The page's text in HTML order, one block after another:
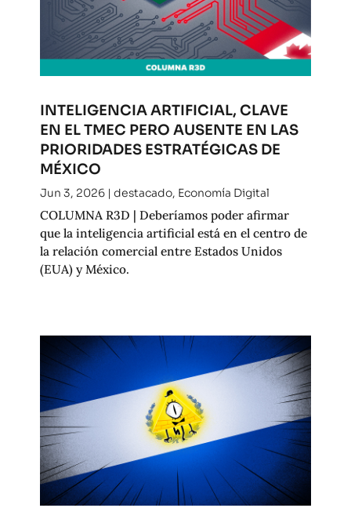
INTELIGENCIA ARTIFICIAL, CLAVE
EN EL TMEC PERO AUSENTE EN LAS
PRIORIDADES ESTRATÉGICAS DE
MÉXICO
Jun 3, 2026| destacado, Economía Digital
COLUMNA R3D | Deberíamos poder afirmar
que la inteligencia artificial está en el centro de
la relación comercial entre Estados Unidos
(EUA) y México.